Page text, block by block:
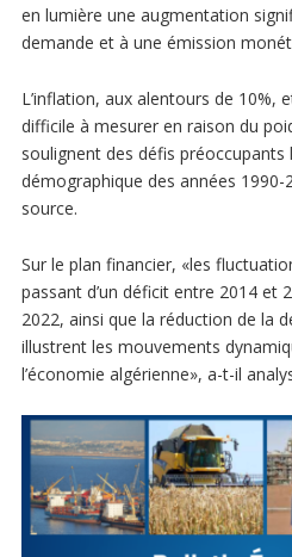
en lumière une augmentation
demande et à une émission
L’inflation, aux alentours de 10%,
difficile à mesurer en raison du
soulignent des défis préoccupants
démographique des années
source.
Sur le plan financier, «les
passant d’un déficit entre 2014 et
2022, ainsi que la réduction de la
illustrent les mouvements
l’économie algérienne», a-t-il